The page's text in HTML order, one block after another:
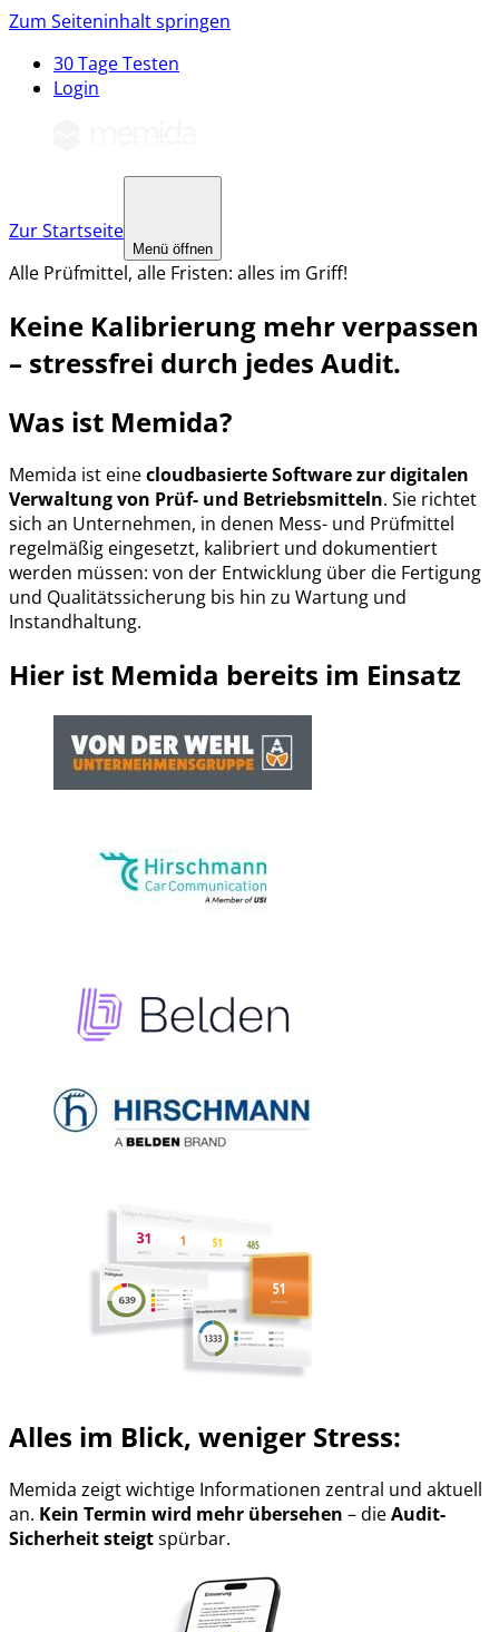
Zum Seiteninhalt springen
30 Tage Testen
Login
Zur Startseite
Menü öffnen
Alle Prüfmittel, alle Fristen: alles im Griff!
Keine Kalibrierung mehr verpassen
– stressfrei durch jedes Audit.
Was ist Memida?
Memida ist einecloudbasierte Software zur digitalen
Verwaltung von Prüf- und Betriebsmitteln. Sie richtet
sich an Unternehmen, in denen Mess- und Prüfmittel
regelmäßig eingesetzt, kalibriert und dokumentiert
werden müssen: von der Entwicklung über die Fertigung
und Qualitätssicherung bis hin zu Wartung und
Instandhaltung.
Hier ist Memida bereits im Einsatz
Alles im Blick, weniger Stress:
Memida zeigt wichtige Informationen zentral und aktuell
an. Kein Termin wird mehr übersehen – dieAudit-
Sicherheit steigtspürbar.